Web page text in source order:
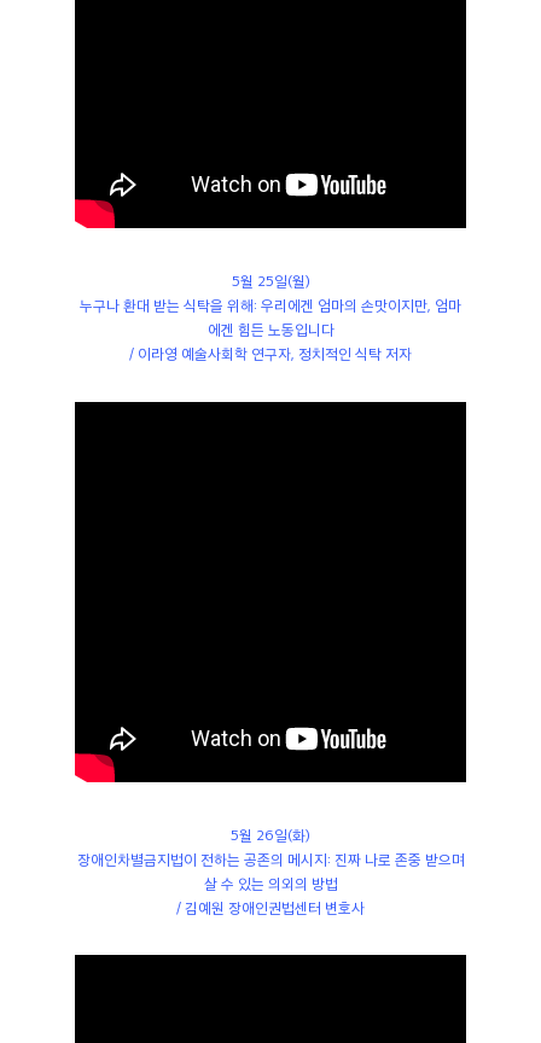
5월 25일(월)
누구나 환대 받는 식탁을 위해: 우리에겐 엄마의 손맛이지만, 엄마
에겐 힘든 노동입니다
/ 이라영 예술사회학 연구자, 정치적인 식탁 저자
5월 26일(화)
장애인차별금지법이 전하는 공존의 메시지: 진짜 나로 존중 받으며
살 수 있는 의외의 방법
/ 김예원 장애인권법센터 변호사